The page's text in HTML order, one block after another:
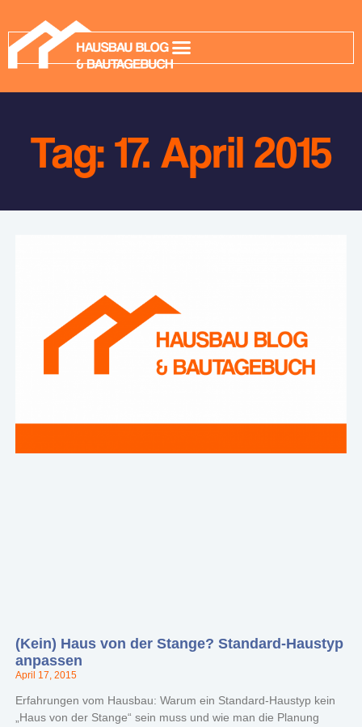
Tag: 17. April 2015
(Kein) Haus von der Stange? Standard-Haustyp
anpassen
April 17, 2015
Erfahrungen vom Hausbau: Warum ein Standard-Haustyp kein
„Haus von der Stange“ sein muss und wie man die Planung